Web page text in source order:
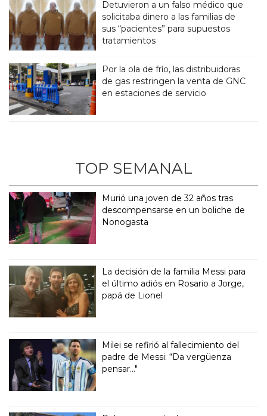
Detuvieron a un falso médico que
solicitaba dinero a las familias de
sus “pacientes” para supuestos
tratamientos
Por la ola de frío, las distribuidoras
de gas restringen la venta de GNC
en estaciones de servicio
TOP SEMANAL
Murió una joven de 32 años tras
descompensarse en un boliche de
Nonogasta
La decisión de la familia Messi para
el último adiós en Rosario a Jorge,
papá de Lionel
Milei se refirió al fallecimiento del
padre de Messi: “Da vergüenza
pensar..."